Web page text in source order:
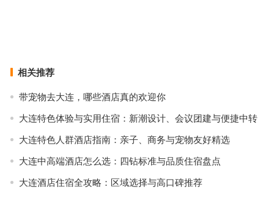
相关推荐
带宠物去大连，哪些酒店真的欢迎你
大连特色体验与实用住宿：新潮设计、会议团建与便捷中转
大连特色人群酒店指南：亲子、商务与宠物友好精选
大连中高端酒店怎么选：四钻标准与品质住宿盘点
大连酒店住宿全攻略：区域选择与高口碑推荐